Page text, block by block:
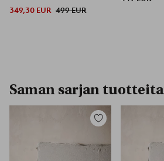
349,30 EUR 499 EUR
Saman sarjan tuotteita
Lisää